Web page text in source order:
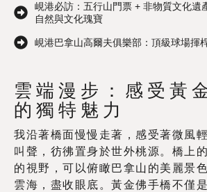
峴港必訪：五行山門票 + 非物質文化遺
自然與文化瑰寶
峴港巴拿山高爾夫俱樂部：頂級球場揮
雲端漫步：感受黃
的獨特魅力
我沿著橋面慢慢走著，感受著微風
叫聲，彷彿置身於世外桃源。橋上
的視野，可以俯瞰巴拿山的美麗景
雲海，盡收眼底。黃金佛手橋不僅